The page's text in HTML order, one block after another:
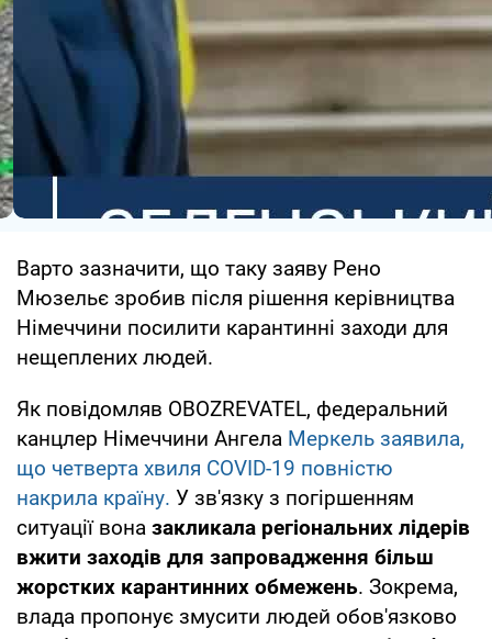
Варто зазначити, що таку заяву Рено
Мюзельє зробив після рішення керівництва
Німеччини посилити карантинні заходи для
нещеплених людей.
Як повідомляв OBOZREVATEL, федеральний
канцлер Німеччини Ангела Меркель заявила,
що четверта хвиля COVID-19 повністю
накрила країну. У зв'язку з погіршенням
ситуації вона закликала регіональних лідерів
вжити заходів для запровадження більш
жорстких карантинних обмежень. Зокрема,
влада пропонує змусити людей обов'язково